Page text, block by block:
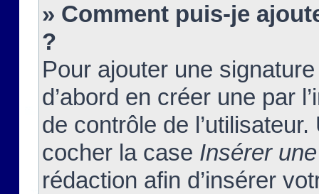
» Comment puis-je
?
Pour ajouter une
d’abord en créer une par
de contrôle de
cocher la case Insérer
rédaction afin d’insérer